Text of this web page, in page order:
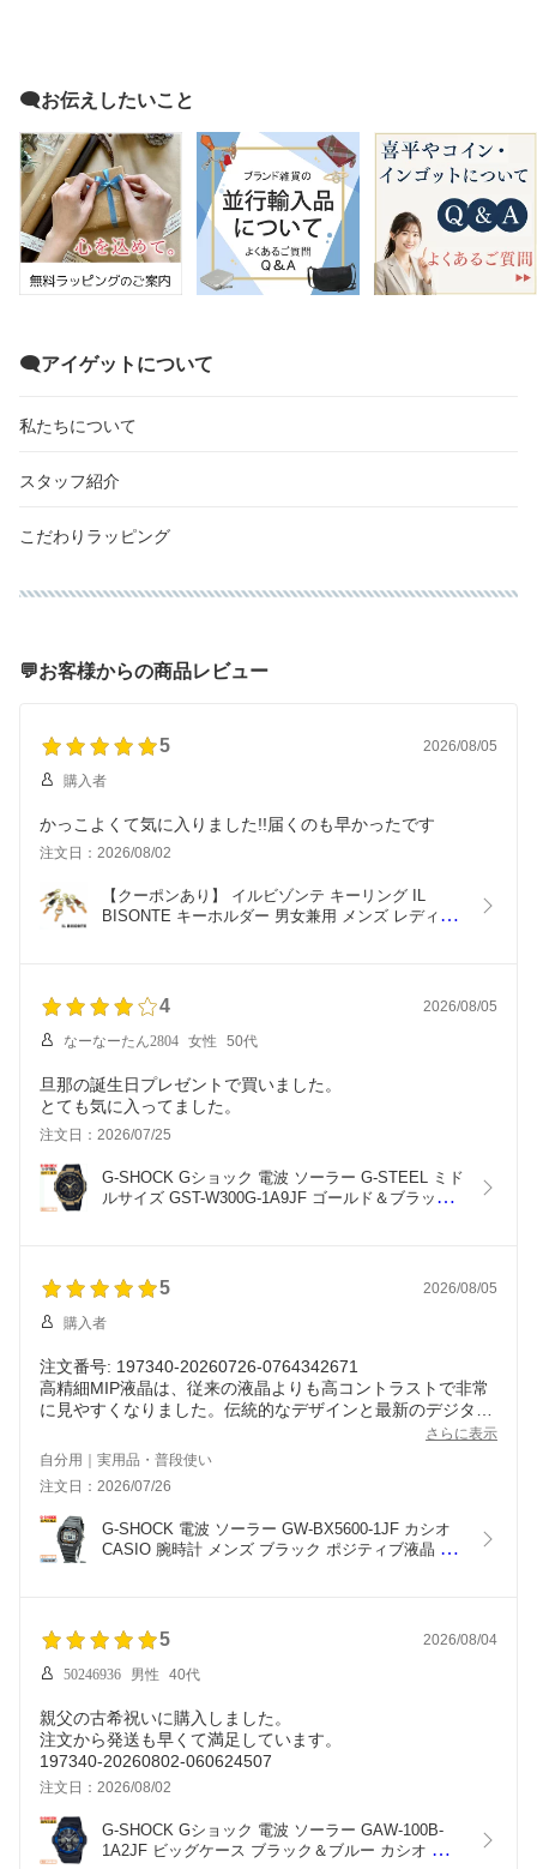
🗨️お伝えしたいこと
🗨️アイゲットについて
私たちについて
スタッフ紹介
こだわりラッピング
💬お客様からの商品レビュー
5 2026/08/05
購入者
かっこよくて気に入りました!!届くのも早かったです
注文日：2026/08/02
【クーポンあり】 イルビゾンテ キーリング IL
BISONTE キーホルダー 男女兼用 メンズ レディー
4 2026/08/05
なーなーたん2804 女性 50代
旦那の誕生日プレゼントで買いました。
とても気に入ってました。
注文日：2026/07/25
G-SHOCK Gショック 電波 ソーラー G-STEEL ミド
ルサイズ GST-W300G-1A9JF ゴールド＆ブラック
5 2026/08/05
購入者
注文番号: 197340-20260726-0764342671
高精細MIP液晶は、従来の液晶よりも高コントラストで非常
に見やすくなりました。伝統的なデザインと最新のデジタル
技術がバランス良く融合した、非常に完成度の高い腕時計で
す。
さらに表示
自分用｜実用品・普段使い
注文日：2026/07/26
G-SHOCK 電波 ソーラー GW-BX5600-1JF カシオ
CASIO 腕時計 メンズ ブラック ポジティブ液晶
5 2026/08/04
50246936 男性 40代
親父の古希祝いに購入しました。
注文から発送も早くて満足しています。
197340-20260802-060624507
注文日：2026/08/02
G-SHOCK Gショック 電波 ソーラー GAW-100B-
1A2JF ビッグケース ブラック＆ブルー カシオ 電波